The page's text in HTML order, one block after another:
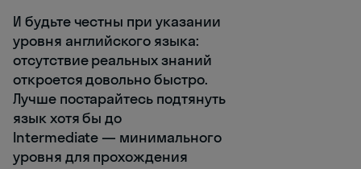
И будьте честны при указании
уровня английского языка:
отсутствие реальных знаний
откроется довольно быстро.
Лучше постарайтесь подтянуть
язык хотя бы до
Intermediate — минимального
уровня для прохождения